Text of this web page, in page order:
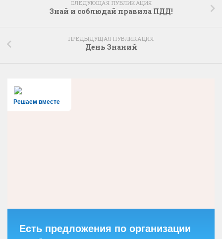
СЛЕДУЮЩАЯ ПУБЛИКАЦИЯ
Знай и соблюдай правила ПДД!
ПРЕДЫДУЩАЯ ПУБЛИКАЦИЯ
День Знаний
Решаем вместе
Есть предложения по организации